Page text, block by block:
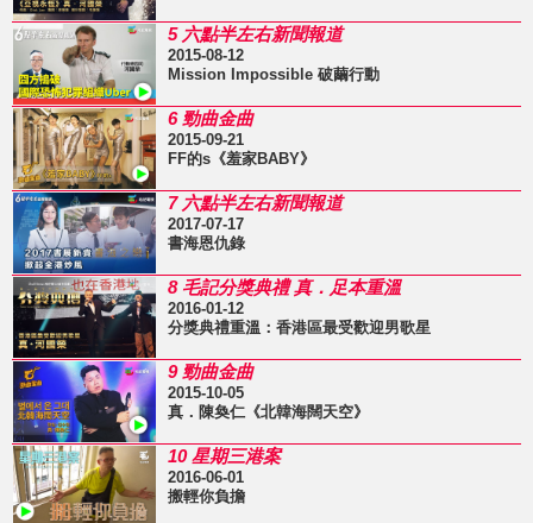
5 六點半左右新聞報道
2015-08-12
Mission Impossible 破繭行動
6 勁曲金曲
2015-09-21
FF的s《羞家BABY》
7 六點半左右新聞報道
2017-07-17
書海恩仇錄
8 毛記分獎典禮 真．足本重溫
2016-01-12
分獎典禮重溫：香港區最受歡迎男歌星
9 勁曲金曲
2015-10-05
真．陳奐仁《北韓海闊天空》
10 星期三港案
2016-06-01
搬輕你負擔